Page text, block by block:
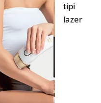
tipi
lazer